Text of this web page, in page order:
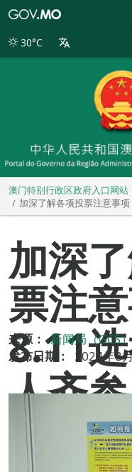
别
30°C
澳门特别行政区政府入口网站
加深了解各项投票注意事
加深
票注
8.11
人齐
来源：
新闻局（GCS）
发布日期：
2024年8